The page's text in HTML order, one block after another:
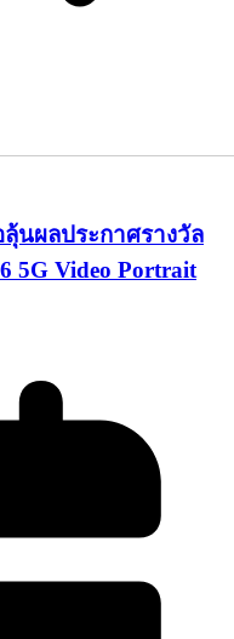
นผลประกาศรางวัล
5G Video Portrait